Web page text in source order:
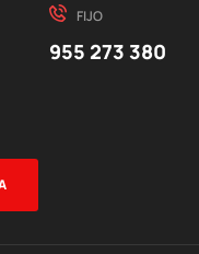
FIJO
955 273 380